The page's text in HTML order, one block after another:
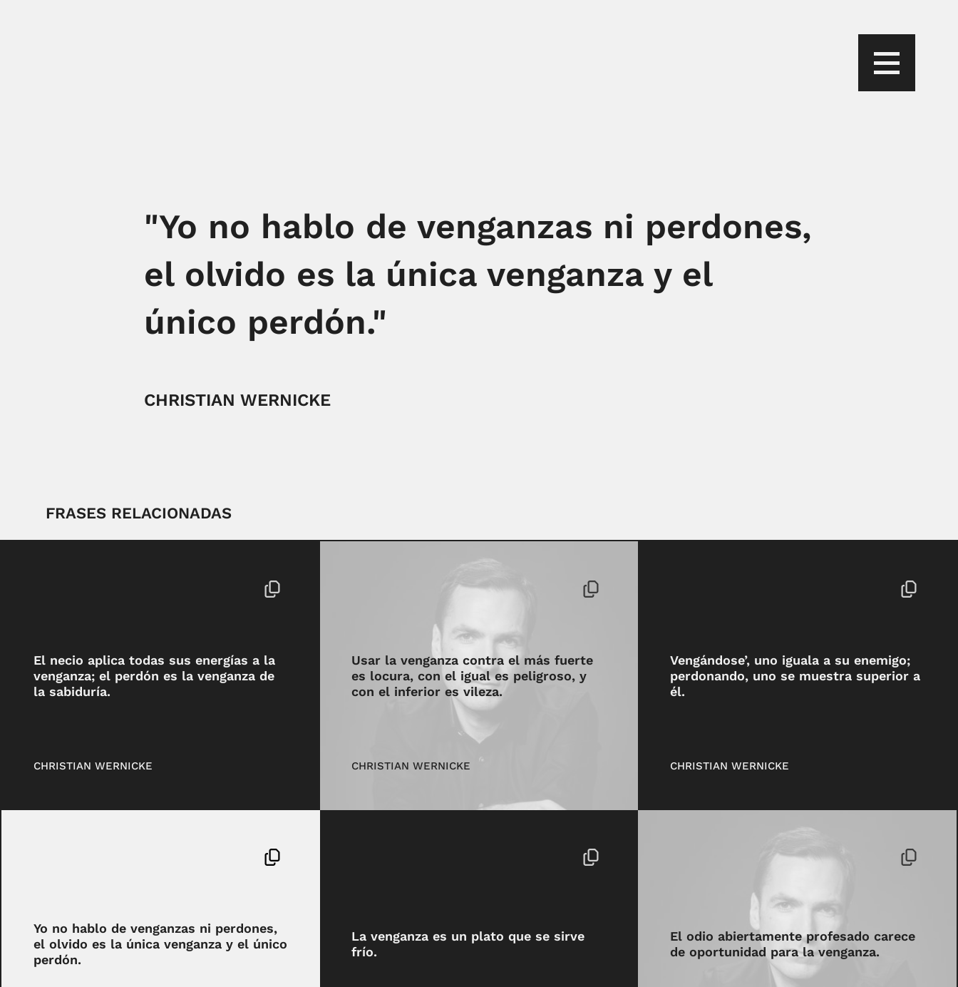
"Yo no hablo de venganzas ni perdones,
el olvido es la única venganza y el
único perdón."
CHRISTIAN WERNICKE
FRASES RELACIONADAS
El necio aplica todas sus energías a la
venganza; el perdón es la venganza de
la sabiduría.
CHRISTIAN WERNICKE
Usar la venganza contra el más fuerte
es locura, con el igual es peligroso, y
con el inferior es vileza.
CHRISTIAN WERNICKE
Vengándose’, uno iguala a su enemigo;
perdonando, uno se muestra superior a
él.
CHRISTIAN WERNICKE
Yo no hablo de venganzas ni perdones,
el olvido es la única venganza y el único
perdón.
La venganza es un plato que se sirve
frío.
El odio abiertamente profesado carece
de oportunidad para la venganza.